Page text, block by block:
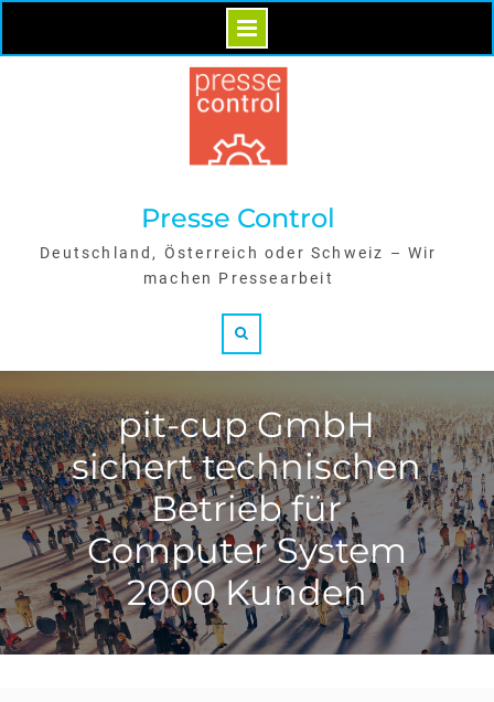
Skip
Presse Control
Deutschland, Österreich oder Schweiz – Wir
machen Pressearbeit
pit-cup GmbH
sichert technischen
Betrieb für
Computer System
2000 Kunden